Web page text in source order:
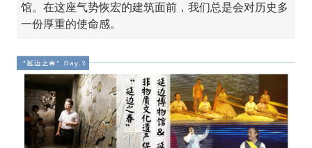
馆。在这座气势恢宏的建筑面前，我们总是会对历史多
一份厚重的使命感。